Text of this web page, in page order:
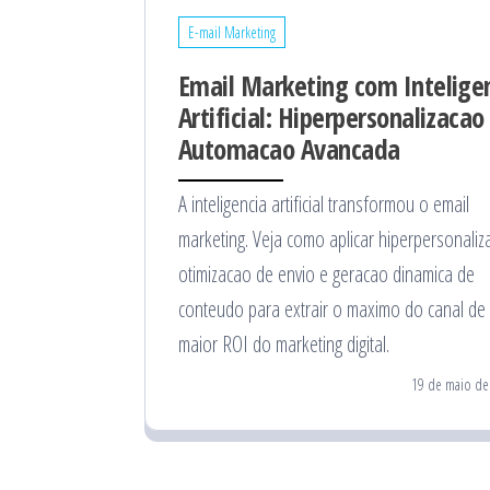
E-mail Marketing
Email Marketing com
Artificial: Hiperpersonalizacao
Automacao Avancada
A inteligencia artificial transformou o email
marketing. Veja como aplicar
otimizacao de envio e geracao dinamica de
conteudo para extrair o maximo do canal de
maior ROI do marketing digital.
19 de maio